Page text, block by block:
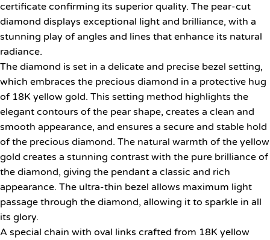
certificate confirming its superior quality. The pear-cut
diamond displays exceptional light and brilliance, with a
stunning play of angles and lines that enhance its natural
radiance.
The diamond is set in a delicate and precise bezel setting,
which embraces the precious diamond in a protective hug
of 18K yellow gold. This setting method highlights the
elegant contours of the pear shape, creates a clean and
smooth appearance, and ensures a secure and stable hold
of the precious diamond. The natural warmth of the yellow
gold creates a stunning contrast with the pure brilliance of
the diamond, giving the pendant a classic and rich
appearance. The ultra-thin bezel allows maximum light
passage through the diamond, allowing it to sparkle in all
its glory.
A special chain with oval links crafted from 18K yellow